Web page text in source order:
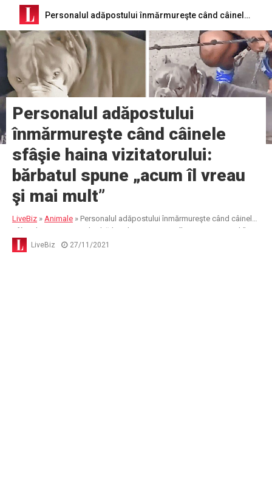
Personalul adăpostului înmărmureşte când câinele sfâşie haina vizitatorului: bărbatul spune „acum îl vreau şi mai mult”
Personalul adăpostului
înmărmureşte când câinele
sfâşie haina vizitatorului:
bărbatul spune „acum îl vreau
şi mai mult”
LiveBiz » Animale » Personalul adăpostului înmărmureşte când câinele
sfâşie haina vizitatorului: bărbatul spune „acum îl vreau şi mai mult”
LiveBiz 27/11/2021